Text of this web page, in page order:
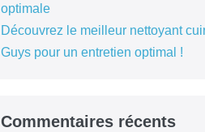
optimale
Découvrez le meilleur nettoyant
Guys pour un entretien optimal !
Commentaires récents